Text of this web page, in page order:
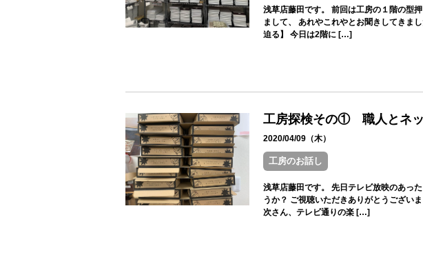
浅草店藤田です。 前回は工房の１階の型
まして、 あれやこれやとお聞きしてき
迫る】 今日は2階に […]
工房探検その① 職人とネッ
2020/04/09（木）
工房のお話し
浅草店藤田です。 先日テレビ放映のあっ
うか？ ご視聴いただきありがとうござい
次さん、テレビ通りの楽 […]